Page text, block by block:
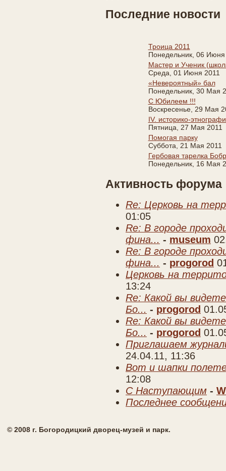
Последние новости
Троица 2011
Понедельник, 06 Июня
Мастер и Ученик
Среда, 01 Июня 2011
«Невероятный» бал
Понедельник, 30 Мая
С Юбилеем !!!
Воскресенье, 29 Мая
IV. историко-
Пятница, 27 Мая 2011
Помогая парку
Суббота, 21 Мая 2011
Гербовая тарелка
Понедельник, 16 Мая
Активность форума
Re: Церковь на
01:05
Re: В городе
фина... - museum
Re: В городе
фина... - progorod
Церковь на
13:24
Re: Какой вы
Бо... - progorod
Re: Какой вы
Бо... - progorod
Приглашаем
24.04.11, 11:36
Вот и шапки
12:08
C Наступающим -
Последнее
© 2008 г. Богородицкий дворец-музей и парк.